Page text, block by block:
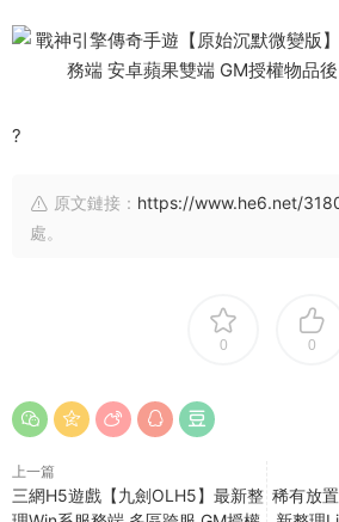
?
原文鏈接： https://www.he6.net/
處。
0 0
上一篇
三網H5遊戲【九劍OLH5】最新整 稀有放